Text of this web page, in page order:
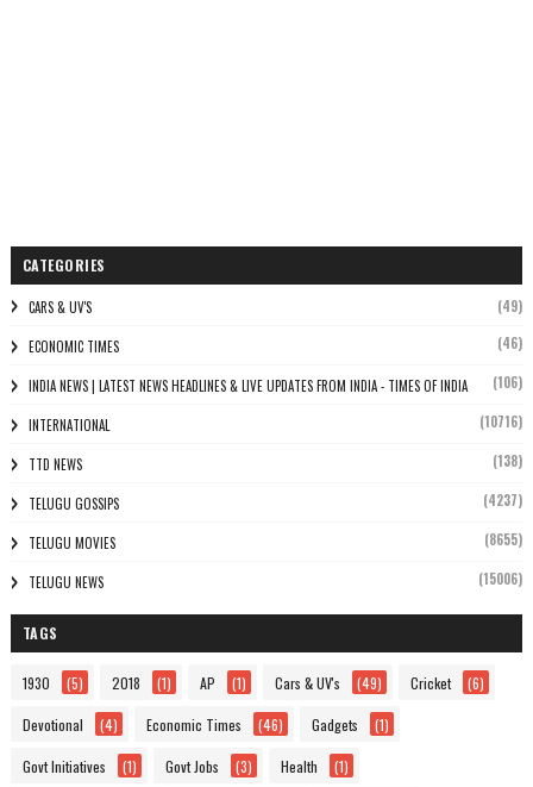
CATEGORIES
CARS & UV'S (49)
ECONOMIC TIMES (46)
INDIA NEWS | LATEST NEWS HEADLINES & LIVE UPDATES FROM INDIA - TIMES OF INDIA (106)
INTERNATIONAL (10716)
TTD NEWS (138)
TELUGU GOSSIPS (4237)
TELUGU MOVIES (8655)
TELUGU NEWS (15006)
TAGS
1930 (5) 2018 (1) AP (1) Cars & UV's (49) Cricket (6)
Devotional (4) Economic Times (46) Gadgets (1)
Govt Initiatives (1) Govt Jobs (3) Health (1)